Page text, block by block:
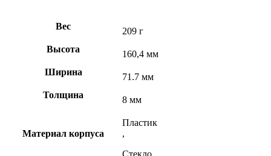
Вес
209 г
Высота
160,4 мм
Ширина
71.7 мм
Толщина
8 мм
Материал корпуса
Пластик
,
Стекло